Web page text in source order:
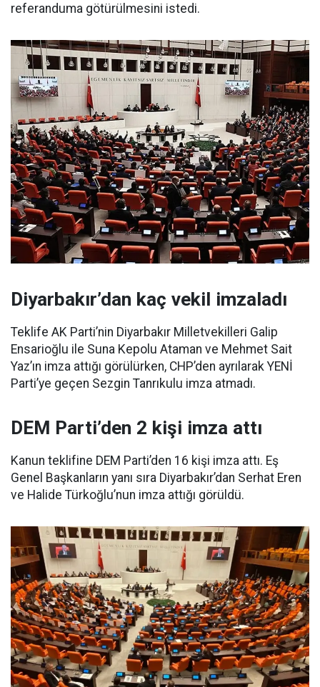
referanduma götürülmesini istedi.
Diyarbakır’dan kaç vekil imzaladı
Teklife AK Parti’nin Diyarbakır Milletvekilleri Galip
Ensarioğlu ile Suna Kepolu Ataman ve Mehmet Sait
Yaz’ın imza attığı görülürken, CHP’den ayrılarak YENİ
Parti’ye geçen Sezgin Tanrıkulu imza atmadı.
DEM Parti’den 2 kişi imza attı
Kanun teklifine DEM Parti’den 16 kişi imza attı. Eş
Genel Başkanların yanı sıra Diyarbakır’dan Serhat Eren
ve Halide Türkoğlu’nun imza attığı görüldü.